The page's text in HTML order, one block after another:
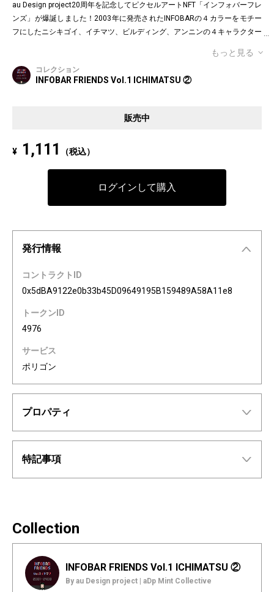
au Design project20周年を記念してピクセルアートNFT「インフォバーフレ
ンズ」が爆誕しました！2003年に発売されたINFOBARの４カラーをモチー
フにしたニシキゴイ、イチマツ、ビルディング、アンニンの４キャラクター
れていた懐かしの絵文字！第１弾は全て絵柄の異なるaDp20thロゴ入り特別
版です。「キャラクター×表情×背景色」の組み合わせパターンは3,200種類
♪あなたのお気に入りはどれですか？
Pixel art NFT "INFOBAR Friends" was created to commemorate the 20th a
3. The expressions on the INFOBAR FRIENDS' faces are nostalgic pictogra
mbination patterns of "character x expression x background color."
もっと見る
コレクション
INFOBAR FRIENDS Vol.1 ICHIMATSU ②
販売中
¥ 1,111 （税込）
ログインして購入
発行情報
コントラクトID
0x5dBA9122e0b33b45D09649195B159489A58A11e8
トークンID
4976
サービス
ポリゴン
プロパティ
特記事項
Collection
INFOBAR FRIENDS Vol.1 ICHIMATSU ②
By au Design project | aDp Mint Collective